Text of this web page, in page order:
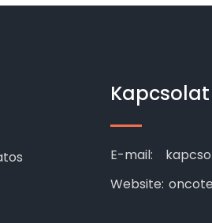
Kapcsolat
E-mail:
Website: